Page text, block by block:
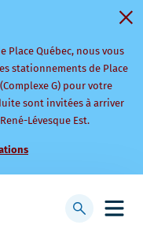
Place Québec, nous vous
stationnements de Place
G) pour votre
sont invitées à arriver
Lévesque Est.
Afficher